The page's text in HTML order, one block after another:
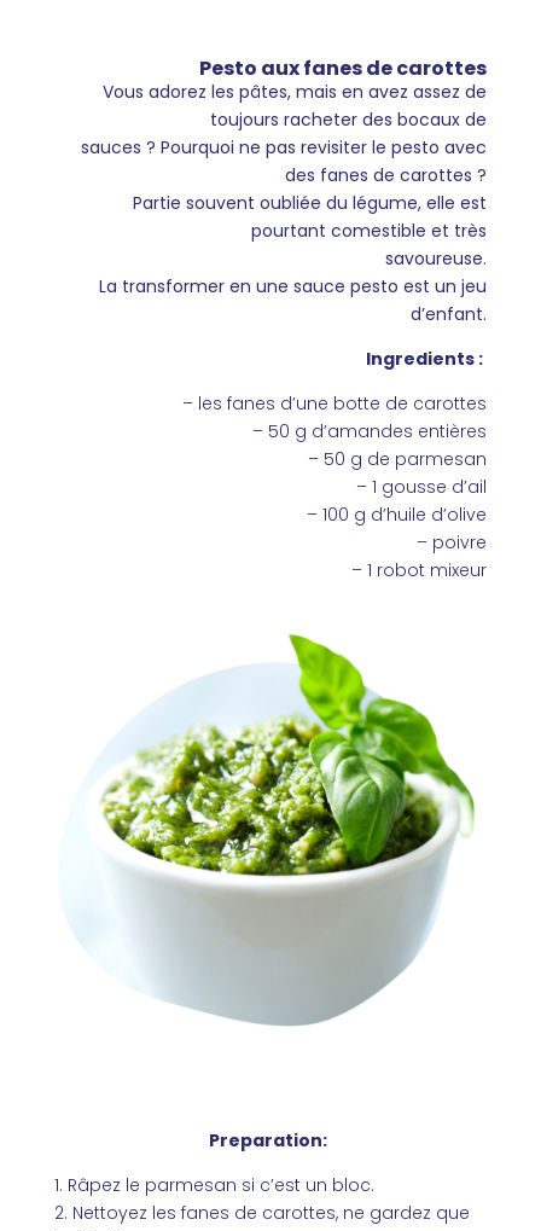
Pesto aux fanes de carottes
Vous adorez les pâtes, mais en avez assez de
toujours racheter des bocaux de
sauces ? Pourquoi ne pas revisiter le pesto avec
des fanes de carottes ?
Partie souvent oubliée du légume, elle est
pourtant comestible et très
savoureuse.
La transformer en une sauce pesto est un jeu
d’enfant.
Ingredients :
– les fanes d’une botte de carottes
– 50 g d’amandes entières
– 50 g de parmesan
– 1 gousse d’ail
– 100 g d’huile d’olive
– poivre
– 1 robot mixeur
Preparation:
1. Râpez le parmesan si c’est un bloc.
2. Nettoyez les fanes de carottes, ne gardez que